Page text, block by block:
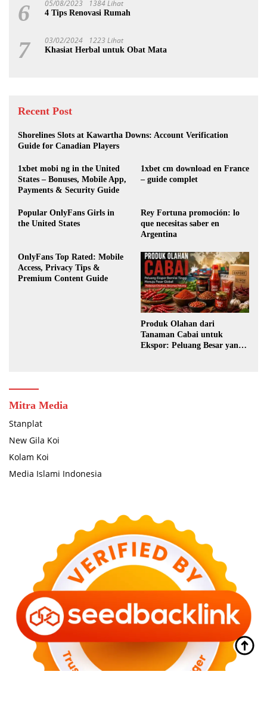
6 05/08/2023 1384 Lihat
4 Tips Renovasi Rumah
7 03/02/2024 1223 Lihat
Khasiat Herbal untuk Obat Mata
Recent Post
Shorelines Slots at Kawartha Downs: Account Verification
Guide for Canadian Players
1xbet mobi ng in the United
States – Bonuses, Mobile App,
Payments & Security Guide
1xbet cm download en France
– guide complet
Popular OnlyFans Girls in
the United States
Rey Fortuna promoción: lo
que necesitas saber en
Argentina
OnlyFans Top Rated: Mobile
Access, Privacy Tips &
Premium Content Guide
Produk Olahan dari
Tanaman Cabai untuk
Ekspor: Peluang Besar yang
Mitra Media
Stanplat
New Gila Koi
Kolam Koi
Media Islami Indonesia